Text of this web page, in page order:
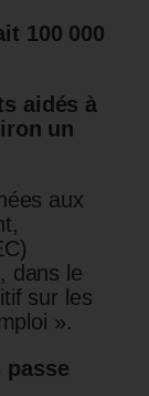
100 000
aidés à
un
aux
dans le
sur les
».
passe